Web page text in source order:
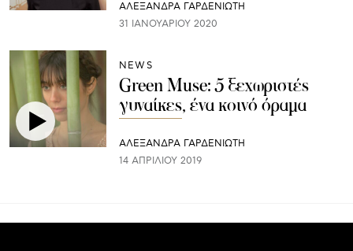
ΑΛΕΞΑΝΔΡΑ ΓΑΡΔΕΝΙΩΤΗ
31 ΙΑΝΟΥΑΡΊΟΥ 2020
NEWS
Green Muse: 5 ξεχωριστές
γυναίκες, ένα κοινό όραμα
ΑΛΕΞΑΝΔΡΑ ΓΑΡΔΕΝΙΩΤΗ
14 ΑΠΡΙΛΊΟΥ 2019